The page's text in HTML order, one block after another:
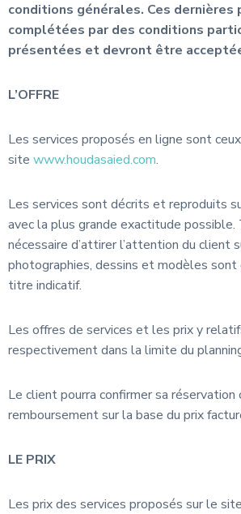
conditions générales. Ces
complétées par des conditions
présentées et devront être
L’OFFRE
Les services proposés en ligne sont
site www.houdasaied.com.
Les services sont décrits et reproduits
avec la plus grande exactitude
nécessaire d’attirer l’attention du client
photographies, dessins et modèles
titre indicatif.
Les offres de services et les prix y
respectivement dans la limite du
Le client pourra confirmer sa réservation
remboursement sur la base du prix
LE PRIX
Les prix des services proposés sur le site